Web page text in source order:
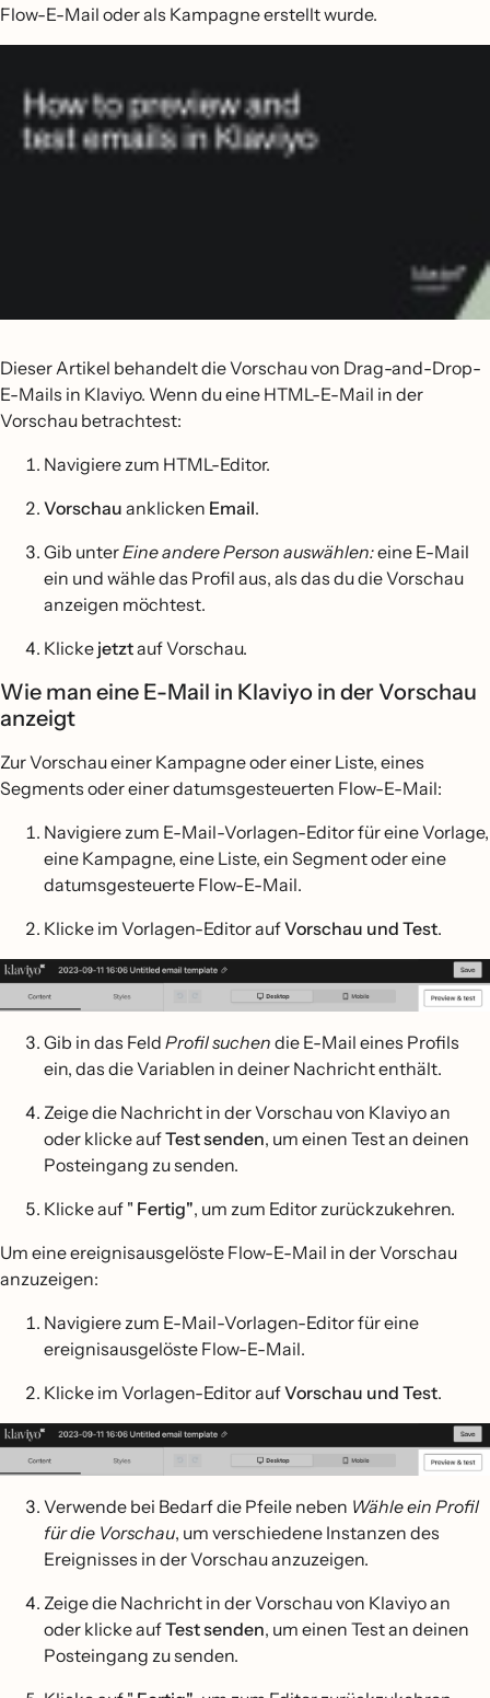
Flow-E-Mail oder als Kampagne erstellt wurde.
Dieser Artikel behandelt die Vorschau von Drag-and-Drop-
E-Mails in Klaviyo. Wenn du eine HTML-E-Mail in der
Vorschau betrachtest:
Navigiere zum HTML-Editor.
Vorschau anklicken Email.
Gib unterEine andere Person auswählen:eine E-Mail
ein und wähle das Profil aus, als das du die Vorschau
anzeigen möchtest.
Klicke jetztauf Vorschau.
Wie man eine E-Mail in Klaviyo in der Vorschau
anzeigt
Zur Vorschau einer Kampagne oder einer Liste, eines
Segments oder einer datumsgesteuerten Flow-E-Mail:
Navigiere zum E-Mail-Vorlagen-Editor für eine Vorlage,
eine Kampagne, eine Liste, ein Segment oder eine
datumsgesteuerte Flow-E-Mail.
Klicke im Vorlagen-Editor aufVorschau und Test.
Gib in das Feld Profil suchen die E-Mail eines Profils
ein, das die Variablen in deiner Nachricht enthält.
Zeige die Nachricht in der Vorschau von Klaviyo an
oder klicke aufTest senden, um einen Test an deinen
Posteingang zu senden.
Klicke auf " Fertig", um zum Editor zurückzukehren.
Um eine ereignisausgelöste Flow-E-Mail in der Vorschau
anzuzeigen:
Navigiere zum E-Mail-Vorlagen-Editor für eine
ereignisausgelöste Flow-E-Mail.
Klicke im Vorlagen-Editor aufVorschau und Test.
Verwende bei Bedarf die Pfeile neben Wähle ein Profil
für die Vorschau, um verschiedene Instanzen des
Ereignisses in der Vorschau anzuzeigen.
Zeige die Nachricht in der Vorschau von Klaviyo an
oder klicke aufTest senden, um einen Test an deinen
Posteingang zu senden.